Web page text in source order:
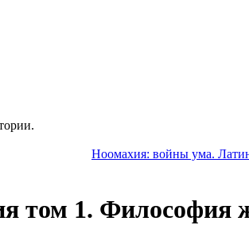
Ноомахия: войны ума.
том 1. Философия